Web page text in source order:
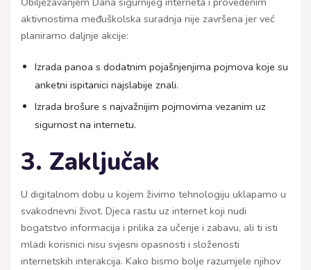
aktivnostima međuškolska suradnja nije završena jer već
planiramo daljnje akcije:
Izrada panoa s dodatnim pojašnjenjima pojmova koje su
anketni ispitanici najslabije znali.
Izrada brošure s najvažnijim pojmovima vezanim uz
sigurnost na internetu.
3. Zaključak
U digitalnom dobu u kojem živimo tehnologiju uklapamo u
svakodnevni život. Djeca rastu uz internet koji nudi
bogatstvo informacija i prilika za učenje i zabavu, ali ti isti
mladi korisnici nisu svjesni opasnosti i složenosti
internetskih interakcija. Kako bismo bolje razumjele njihov